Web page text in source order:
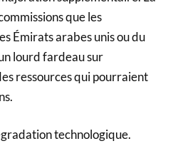
que les
Émirats arabes unis ou du
lourd fardeau sur
ressources qui pourraient
technologique.